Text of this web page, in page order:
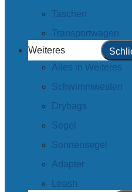
Taschen
Transportwagen
Weiteres
Alles in Weiteres
Schwimmwesten
Drybags
Segel
Sonnensegel
Adapter
Leash